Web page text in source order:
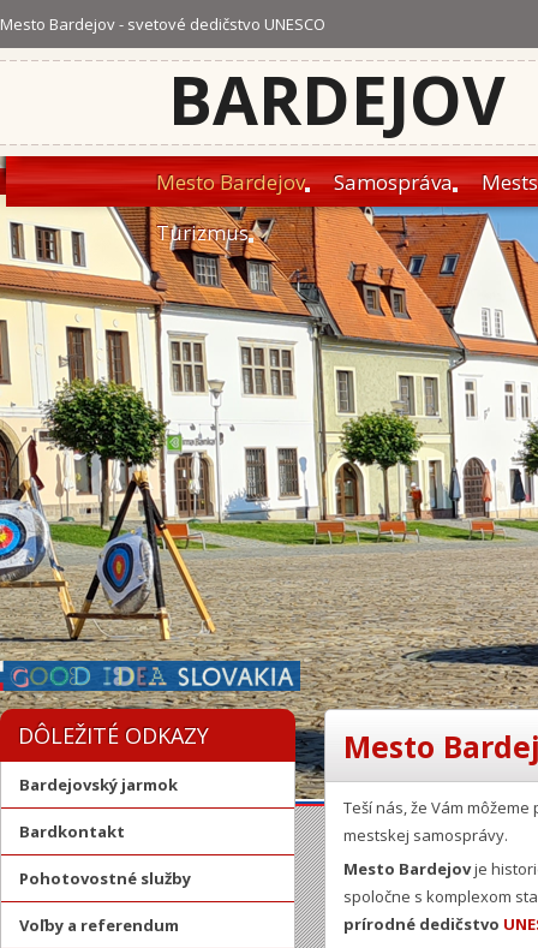
Mesto Bardejov - svetové dedičstvo UNESCO
BARDEJOV
Mesto Bardejov Samospráva
Turizmus
DÔLEŽITÉ ODKAZY
Bardejovský jarmok
Bardkontakt
Pohotovostné služby
Voľby a referendum
Mesto
Teší nás, že Vám
mestskej samosprávy.
Mesto Bardejovje
spoločne s komplexom
prírodné dedičstvo